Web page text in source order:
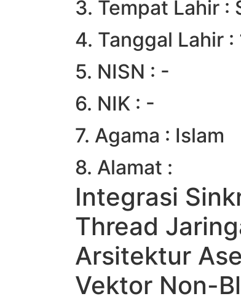
3. Tempat Lahir :
4. Tanggal Lahir
5. NISN : -
6. NIK : -
7. Agama : Islam
8. Alamat :
Integrasi
Thread
Arsitektur
Vektor Non-